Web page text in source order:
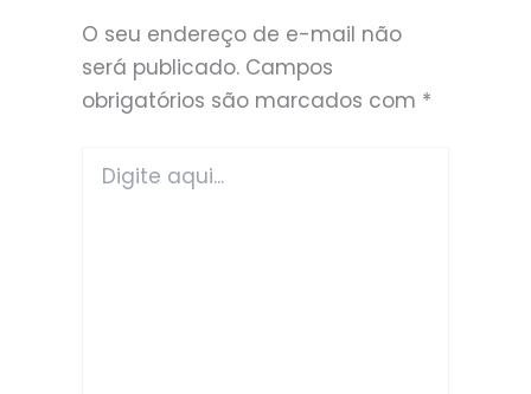
O seu endereço de e-mail não
será publicado. Campos
obrigatórios são marcados com *
aqui...